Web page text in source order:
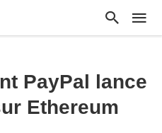
PayPal lance
Ethereum